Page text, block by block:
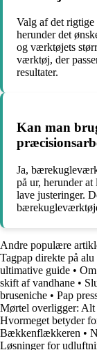
Valg af det
herunder det
og værktøjets
værktøj, der
resultater.
Kan man
Ja,
på ur, herunder
lave justeringer.
Andre populære
Tagpap direkte på
ultimative guide •
skift af vandhane •
bruseniche • Pap
Mørtel overligger: Alt
Hvormeget betyder
Bækkenflækkeren •
Løsninger for